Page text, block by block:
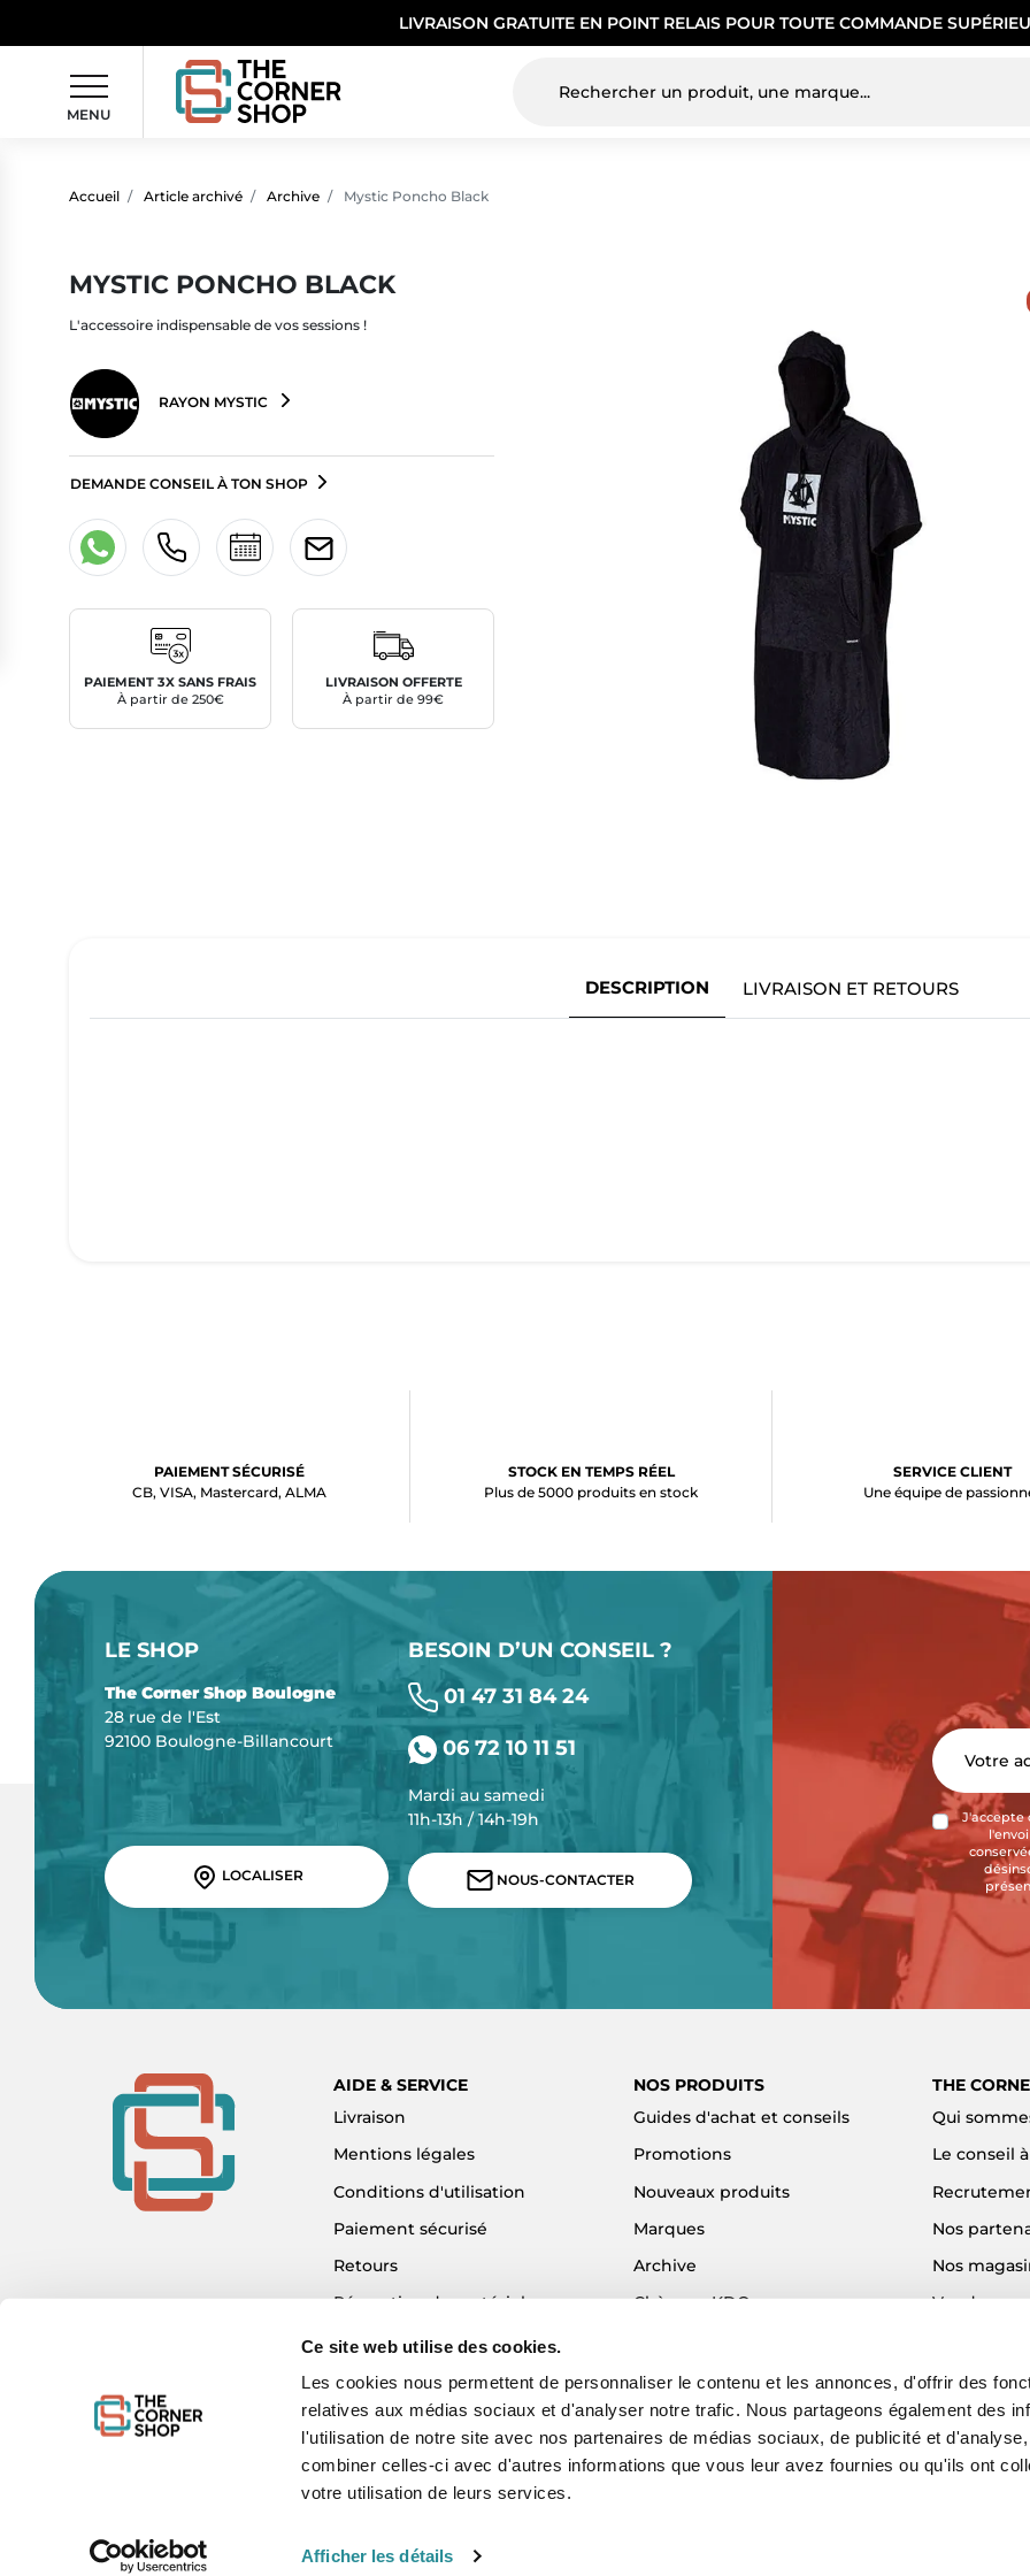
Ce site web utilise des cookies.
Les cookies nous permettent de personnaliser le contenu et les annonces, d'offrir des
relatives aux médias sociaux et d'analyser notre trafic. Nous partageons également des
l'utilisation de notre site avec nos partenaires de médias sociaux, de publicité et
combiner celles-ci avec d'autres informations que vous leur avez fournies ou qu'ils ont
votre utilisation de leurs services.
Afficher les détails
LIVRAISON GRATUITE EN POINT RELAIS POUR TOUTE COMMANDE
MENU
Accueil Article archivé Archive Mystic Poncho Black
MYSTIC PONCHO BLACK
L'accessoire indispensable de vos sessions !
RAYON MYSTIC
DEMANDE CONSEIL À TON SHOP
PAIEMENT 3X SANS FRAIS
À partir de 250€
LIVRAISON OFFERTE
À partir de 99€
DESCRIPTION LIVRAISON ET RETOURS
PAIEMENT SÉCURISÉ
CB, VISA, Mastercard, ALMA
STOCK EN TEMPS RÉEL
Plus de 5000 produits en stock
SERVICE CLIENT
Une équipe de
LE SHOP
The Corner Shop Boulogne
28 rue de l'Est
92100 Boulogne-Billancourt
LOCALISER
BESOIN D’UN CONSEIL ?
01 47 31 84 24
06 72 10 11 51
Mardi au samedi
11h-13h / 14h-19h
NOUS-CONTACTER
J'accepte
AIDE & SERVICE
Livraison
Mentions légales
Conditions d'utilisation
Paiement sécurisé
Retours
Réparation de matériel
Détaxe - Tax Refund
Garantie & SAV
Plan du site
Mon compte
Nous contacter
NOS PRODUITS
Guides d'achat et conseils
Promotions
Nouveaux produits
Marques
Archive
Chèques KDO
THE
Qui
Le conseil
Nos
Nos
Vendre
Blog